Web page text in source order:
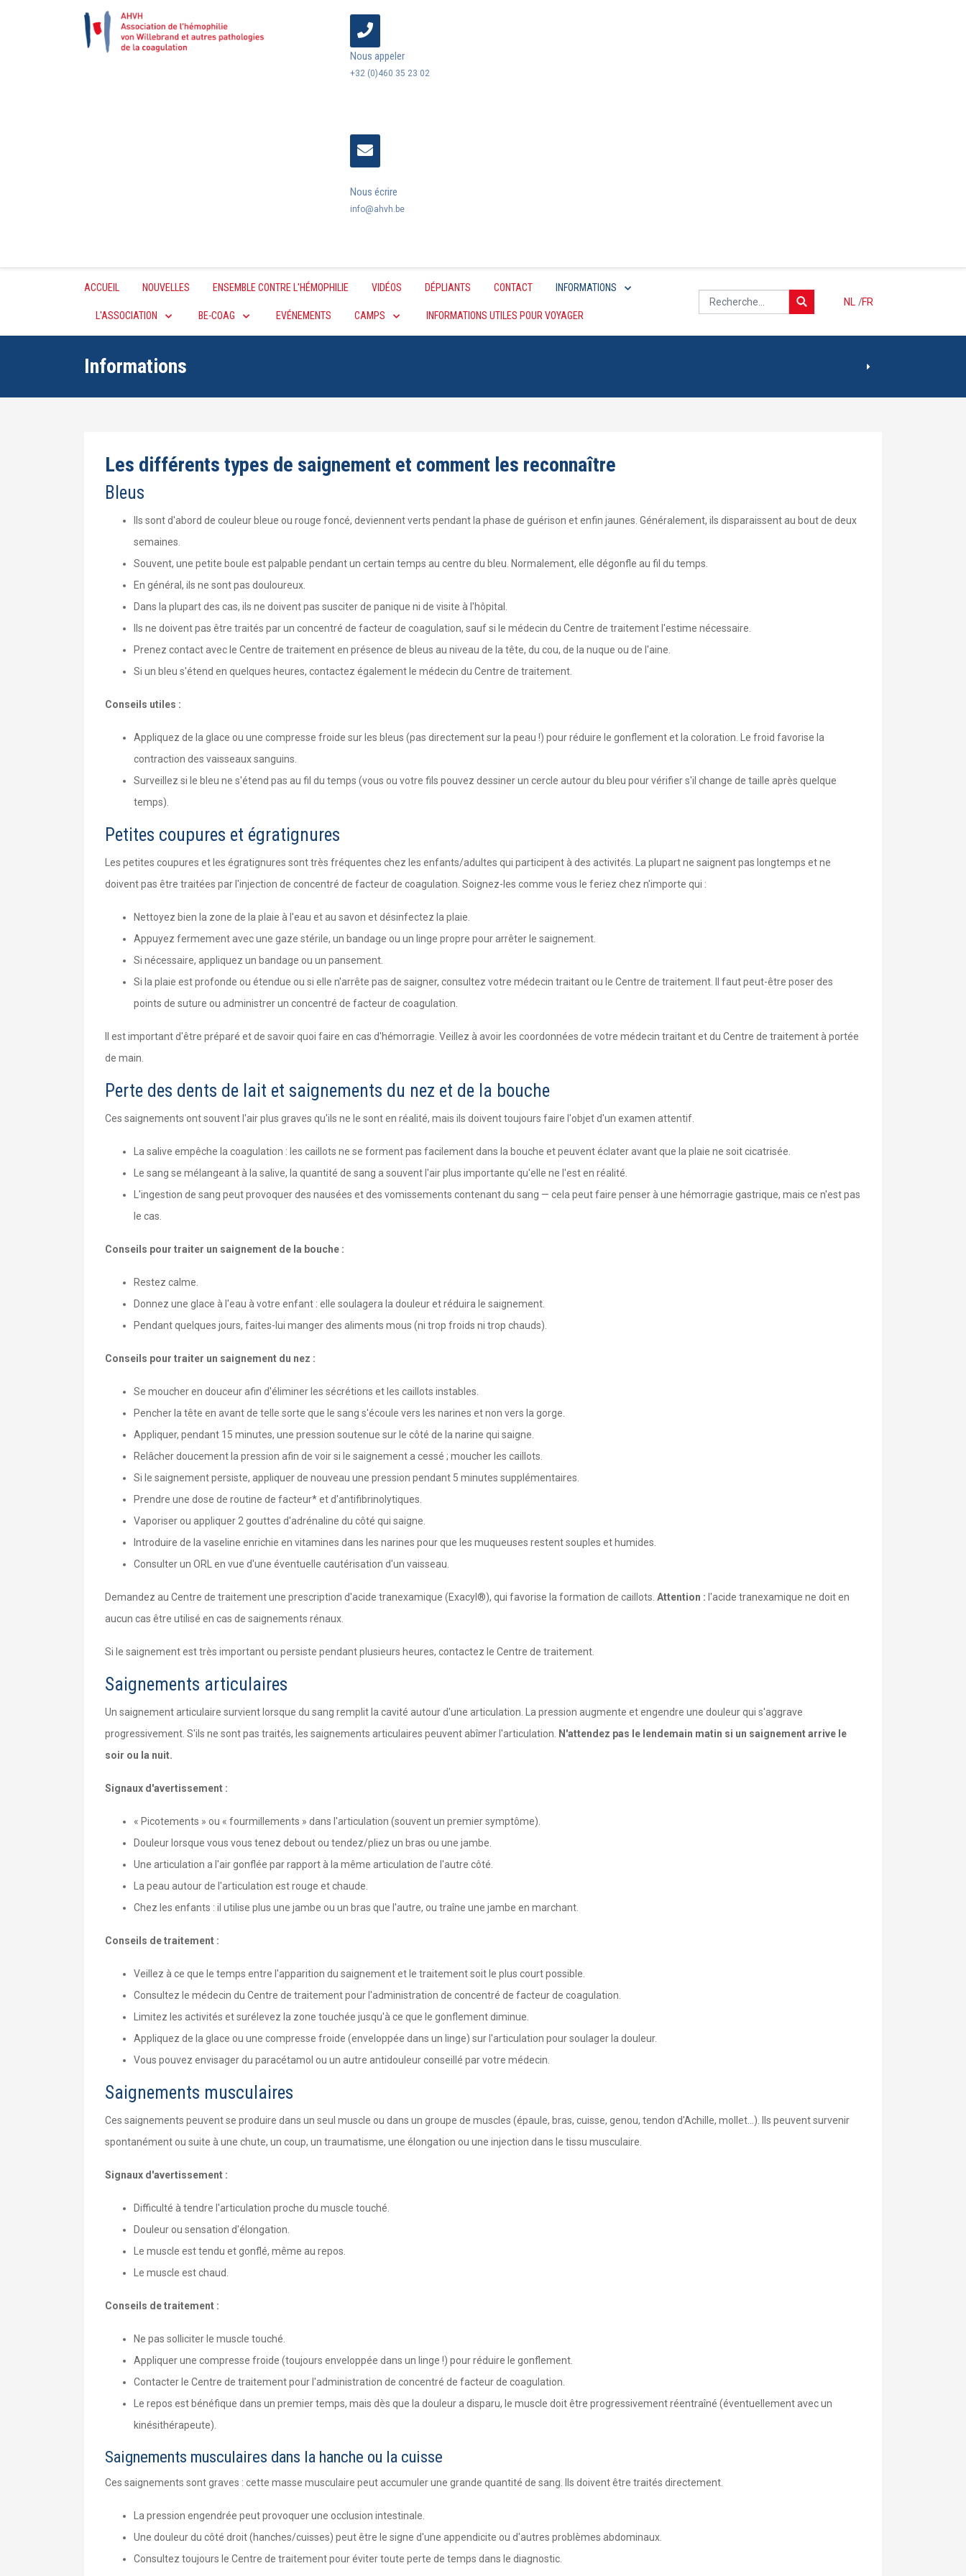
Nous appeler
+32 (0)460 35 23 02
Nous écrire
info@ahvh.be
ACCUEIL NOUVELLES ENSEMBLE CONTRE L'HÉMOPHILIE VIDÉOS DÉPLIANTS CONTACT INFORMATIONS
L'ASSOCIATION BE-COAG EVÉNEMENTS CAMPS INFORMATIONS UTILES POUR VOYAGER
NL FR
/
Informations
Les différents types de saignement et comment les reconnaître
Bleus
Ils sont d'abord de couleur bleue ou rouge foncé, deviennent verts pendant la phase de guérison et enfin jaunes. Généralement, ils disparaissent au bout de deux
semaines.
Souvent, une petite boule est palpable pendant un certain temps au centre du bleu. Normalement, elle dégonfle au fil du temps.
En général, ils ne sont pas douloureux.
Dans la plupart des cas, ils ne doivent pas susciter de panique ni de visite à l'hôpital.
Ils ne doivent pas être traités par un concentré de facteur de coagulation, sauf si le médecin du Centre de traitement l'estime nécessaire.
Prenez contact avec le Centre de traitement en présence de bleus au niveau de la tête, du cou, de la nuque ou de l'aine.
Si un bleu s'étend en quelques heures, contactez également le médecin du Centre de traitement.
Conseils utiles :
Appliquez de la glace ou une compresse froide sur les bleus (pas directement sur la peau !) pour réduire le gonflement et la coloration. Le froid favorise la
contraction des vaisseaux sanguins.
Surveillez si le bleu ne s'étend pas au fil du temps (vous ou votre fils pouvez dessiner un cercle autour du bleu pour vérifier s'il change de taille après quelque
temps).
Petites coupures et égratignures
Les petites coupures et les égratignures sont très fréquentes chez les enfants/adultes qui participent à des activités. La plupart ne saignent pas longtemps et ne
doivent pas être traitées par l'injection de concentré de facteur de coagulation. Soignez-les comme vous le feriez chez n'importe qui :
Nettoyez bien la zone de la plaie à l'eau et au savon et désinfectez la plaie.
Appuyez fermement avec une gaze stérile, un bandage ou un linge propre pour arrêter le saignement.
Si nécessaire, appliquez un bandage ou un pansement.
Si la plaie est profonde ou étendue ou si elle n'arrête pas de saigner, consultez votre médecin traitant ou le Centre de traitement. Il faut peut-être poser des
points de suture ou administrer un concentré de facteur de coagulation.
Il est important d'être préparé et de savoir quoi faire en cas d'hémorragie. Veillez à avoir les coordonnées de votre médecin traitant et du Centre de traitement à portée
de main.
Perte des dents de lait et saignements du nez et de la bouche
Ces saignements ont souvent l'air plus graves qu'ils ne le sont en réalité, mais ils doivent toujours faire l'objet d'un examen attentif.
La salive empêche la coagulation : les caillots ne se forment pas facilement dans la bouche et peuvent éclater avant que la plaie ne soit cicatrisée.
Le sang se mélangeant à la salive, la quantité de sang a souvent l'air plus importante qu'elle ne l'est en réalité.
L'ingestion de sang peut provoquer des nausées et des vomissements contenant du sang — cela peut faire penser à une hémorragie gastrique, mais ce n'est pas
le cas.
Conseils pour traiter un saignement de la bouche :
Restez calme.
Donnez une glace à l'eau à votre enfant : elle soulagera la douleur et réduira le saignement.
Pendant quelques jours, faites-lui manger des aliments mous (ni trop froids ni trop chauds).
Conseils pour traiter un saignement du nez :
Se moucher en douceur afin d'éliminer les sécrétions et les caillots instables.
Pencher la tête en avant de telle sorte que le sang s'écoule vers les narines et non vers la gorge.
Appliquer, pendant 15 minutes, une pression soutenue sur le côté de la narine qui saigne.
Relâcher doucement la pression afin de voir si le saignement a cessé ; moucher les caillots.
Si le saignement persiste, appliquer de nouveau une pression pendant 5 minutes supplémentaires.
Prendre une dose de routine de facteur* et d'antifibrinolytiques.
Vaporiser ou appliquer 2 gouttes d'adrénaline du côté qui saigne.
Introduire de la vaseline enrichie en vitamines dans les narines pour que les muqueuses restent souples et humides.
Consulter un ORL en vue d'une éventuelle cautérisation d'un vaisseau.
Demandez au Centre de traitement une prescription d'acide tranexamique (Exacyl®), qui favorise la formation de caillots. Attention : l'acide tranexamique ne doit en
aucun cas être utilisé en cas de saignements rénaux.
Si le saignement est très important ou persiste pendant plusieurs heures, contactez le Centre de traitement.
Saignements articulaires
Un saignement articulaire survient lorsque du sang remplit la cavité autour d'une articulation. La pression augmente et engendre une douleur qui s'aggrave
progressivement. S'ils ne sont pas traités, les saignements articulaires peuvent abîmer l'articulation.
N'attendez pas le lendemain matin si un saignement arrive le
soir ou la nuit.
Signaux d'avertissement :
« Picotements » ou « fourmillements » dans l'articulation (souvent un premier symptôme).
Douleur lorsque vous vous tenez debout ou tendez/pliez un bras ou une jambe.
Une articulation a l'air gonflée par rapport à la même articulation de l'autre côté.
La peau autour de l'articulation est rouge et chaude.
Chez les enfants : il utilise plus une jambe ou un bras que l'autre, ou traîne une jambe en marchant.
Conseils de traitement :
Veillez à ce que le temps entre l'apparition du saignement et le traitement soit le plus court possible.
Consultez le médecin du Centre de traitement pour l'administration de concentré de facteur de coagulation.
Limitez les activités et surélevez la zone touchée jusqu'à ce que le gonflement diminue.
Appliquez de la glace ou une compresse froide (enveloppée dans un linge) sur l'articulation pour soulager la douleur.
Vous pouvez envisager du paracétamol ou un autre antidouleur conseillé par votre médecin.
Saignements musculaires
Ces saignements peuvent se produire dans un seul muscle ou dans un groupe de muscles (épaule, bras, cuisse, genou, tendon d'Achille, mollet…). Ils peuvent survenir
spontanément ou suite à une chute, un coup, un traumatisme, une élongation ou une injection dans le tissu musculaire.
Signaux d'avertissement :
Difficulté à tendre l'articulation proche du muscle touché.
Douleur ou sensation d'élongation.
Le muscle est tendu et gonflé, même au repos.
Le muscle est chaud.
Conseils de traitement :
Ne pas solliciter le muscle touché.
Appliquer une compresse froide (toujours enveloppée dans un linge !) pour réduire le gonflement.
Contacter le Centre de traitement pour l'administration de concentré de facteur de coagulation.
Le repos est bénéfique dans un premier temps, mais dès que la douleur a disparu, le muscle doit être progressivement réentraîné (éventuellement avec un
kinésithérapeute).
Saignements musculaires dans la hanche ou la cuisse
Ces saignements sont graves : cette masse musculaire peut accumuler une grande quantité de sang. Ils doivent être traités directement.
La pression engendrée peut provoquer une occlusion intestinale.
Une douleur du côté droit (hanches/cuisses) peut être le signe d'une appendicite ou d'autres problèmes abdominaux.
Consultez toujours le Centre de traitement pour éviter toute perte de temps dans le diagnostic.